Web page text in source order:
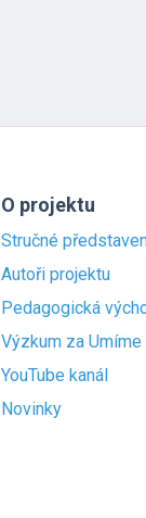
O projektu
Stručné
Autoři projektu
Pedagogická
Výzkum za Umíme
YouTube kanál
Novinky